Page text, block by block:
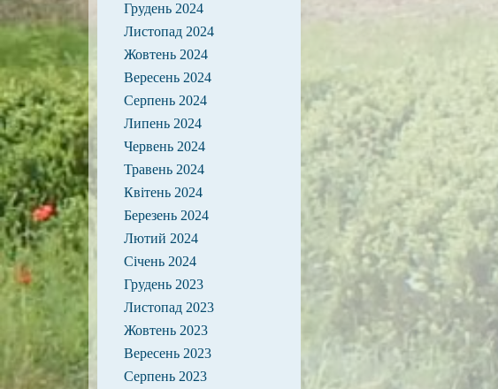
Грудень 2024
Листопад 2024
Жовтень 2024
Вересень 2024
Серпень 2024
Липень 2024
Червень 2024
Травень 2024
Квітень 2024
Березень 2024
Лютий 2024
Січень 2024
Грудень 2023
Листопад 2023
Жовтень 2023
Вересень 2023
Серпень 2023